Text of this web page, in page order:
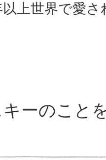
上世界で愛
ーのこと